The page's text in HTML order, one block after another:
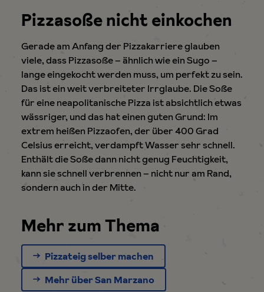
Pizzasoße nicht einkochen
Gerade am Anfang der Pizzakarriere glauben
viele, dass Pizzasoße – ähnlich wie ein Sugo –
lange eingekocht werden muss, um perfekt zu sein.
Das ist ein weit verbreiteter Irrglaube. Die Soße
für eine neapolitanische Pizza ist absichtlich etwas
wässriger, und das hat einen guten Grund: Im
extrem heißen Pizzaofen, der über 400 Grad
Celsius erreicht, verdampft Wasser sehr schnell.
Enthält die Soße dann nicht genug Feuchtigkeit,
kann sie schnell verbrennen – nicht nur am Rand,
sondern auch in der Mitte.
Mehr zum Thema
Pizzateig selber machen
Mehr über San Marzano